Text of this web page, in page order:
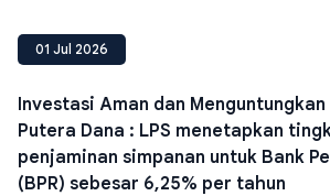
01 Jul 2026
Investasi Aman dan Menguntungkan
Putera Dana : LPS menetapkan
penjaminan simpanan untuk Bank
(BPR) sebesar 6,25% per tahun